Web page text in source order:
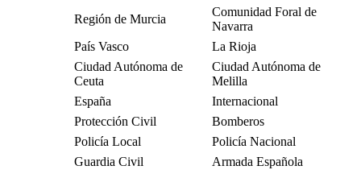
Región de Murcia
Comunidad Foral de
Navarra
País Vasco
La Rioja
Ciudad Autónoma de
Ceuta
Ciudad Autónoma de
Melilla
España
Internacional
Protección Civil
Bomberos
Policía Local
Policía Nacional
Guardia Civil
Armada Española